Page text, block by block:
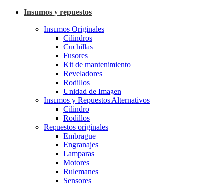
Insumos y repuestos
Insumos Originales
Cilindros
Cuchillas
Fusores
Kit de mantenimiento
Reveladores
Rodillos
Unidad de Imagen
Insumos y Repuestos Alternativos
Cilindro
Rodillos
Repuestos originales
Embrague
Engranajes
Lamparas
Motores
Rulemanes
Sensores